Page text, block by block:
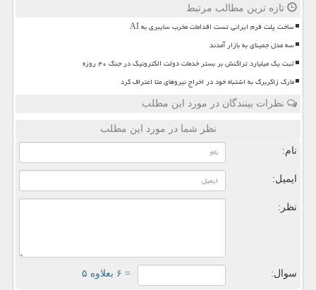
تازه ترین مطالب مرتبط
ساخت پلت فرم ایرانی تست اقدامات مخرب سایبری به AI
سه مدل جمینای به بازار آمدند
ثبت یک میلیارد تراکنش بر بستر خدمات دولت الکترونیک در جنگ ۴۰ روزه
مارک زاکربرگ به اشتباه خود در اخراج نیروهای متا اعتراف کرد
نظرات بینندگان در مورد این مطلب
نظر شما در مورد این مطلب
نام:
ایمیل:
نظر:
سوال: = ۶ بعلاوه ۵